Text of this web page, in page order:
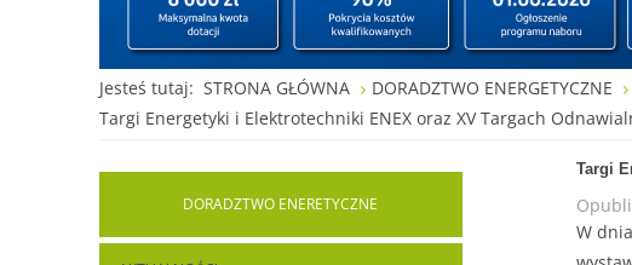
Jesteś tutaj: STRONA GŁÓWNA DORADZTWO ENERGETYCZNE
Targi Energetyki i Elektrotechniki ENEX oraz XV Targach
Targi
W
DORADZTWO ENERETYCZNE